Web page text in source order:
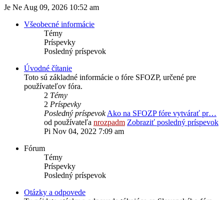
Je Ne Aug 09, 2026 10:52 am
Všeobecné informácie
Témy
Príspevky
Posledný príspevok
Úvodné čítanie
Toto sú základné informácie o fóre SFOZP, určené pre
používateľov fóra.
2 Témy
2 Príspevky
Posledný príspevokAko na SFOZP fóre vytvárať pr…
od používateľa nrozpadm Zobraziť posledný príspevok
Pi Nov 04, 2022 7:09 am
Fórum
Témy
Príspevky
Posledný príspevok
Otázky a odpovede